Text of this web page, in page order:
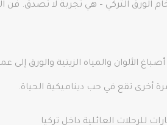
الورق التركي – هي تجربة لا تصدق.
الألوان والمياه الزيتية والورق
أخرى تقع في حب ديناميكية الحياة.
للرحلات العائلية داخل تركيا